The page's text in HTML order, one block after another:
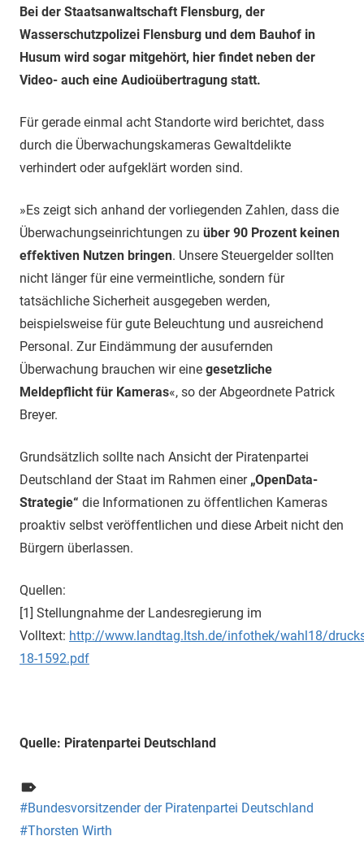
Bei der Staatsanwaltschaft Flensburg, der
Wasserschutzpolizei Flensburg und dem Bauhof in
Husum wird sogar mitgehört, hier findet neben der
Video- auch eine Audioübertragung statt.
Für gerade einmal acht Standorte wird berichtet, dass
durch die Überwachungskameras Gewaltdelikte
verhindert oder aufgeklärt worden sind.
»Es zeigt sich anhand der vorliegenden Zahlen, dass die
Überwachungseinrichtungen zu über 90 Prozent keinen
effektiven Nutzen bringen. Unsere Steuergelder sollten
nicht länger für eine vermeintliche, sondern für
tatsächliche Sicherheit ausgegeben werden,
beispielsweise für gute Beleuchtung und ausreichend
Personal. Zur Eindämmung der ausufernden
Überwachung brauchen wir eine gesetzliche
Meldepflicht für Kameras«, so der Abgeordnete Patrick
Breyer.
Grundsätzlich sollte nach Ansicht der Piratenpartei
Deutschland der Staat im Rahmen einer„OpenData-
Strategie“ die Informationen zu öffentlichen Kameras
proaktiv selbst veröffentlichen und diese Arbeit nicht den
Bürgern überlassen.
Quellen:
[1] Stellungnahme der Landesregierung im
Volltext: http://www.landtag.ltsh.de/infothek/wahl18/
18-1592.pdf
Quelle: Piratenpartei Deutschland
Bundesvorsitzender der Piratenpartei Deutschland
Thorsten Wirth